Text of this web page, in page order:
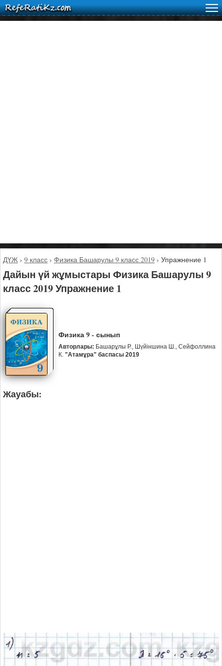
ДҮЖ › 9 класс › Физика Башарулы 9 класс 2019 › Упражнение 1
Дайын үй жұмыстары Физика Башарулы 9
класс 2019 Упражнение 1
Физика 9 - сынып
Авторлары: Башарұлы Р., Шүйіншина Ш., Сейфоллина
К. "Атамұра" баспасы 2019
Жауабы: